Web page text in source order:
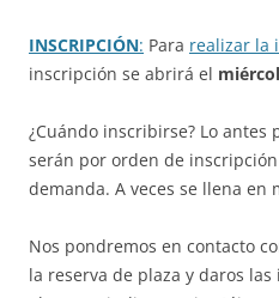
INSCRIPCIÓN: Para realizar la
inscripción se abrirá el
¿Cuándo inscribirse? Lo antes
serán por orden de
demanda. A veces se llena en
Nos pondremos en contacto
la reserva de plaza y daros